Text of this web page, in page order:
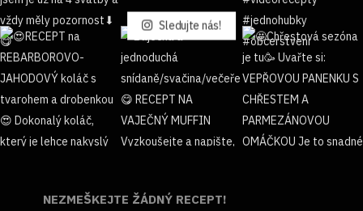
Sledujte nás!
NEZMEŠKEJTE ŽÁDNÝ RECEPT!